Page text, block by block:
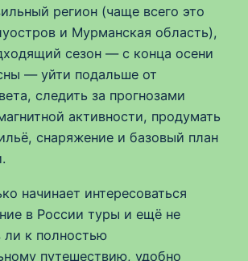
регион (чаще всего это
и Мурманская область),
сезон — с конца осени
— уйти подальше от
следить за прогнозами
активности, продумать
снаряжение и базовый план
начинает интересоваться
в России туры и ещё не
ли к полностью
путешествию, удобно